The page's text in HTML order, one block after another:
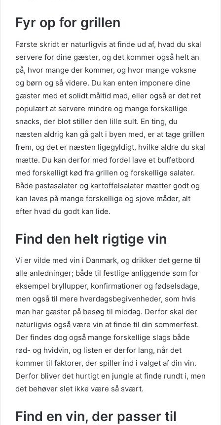
Fyr op for grillen
Første skridt er naturligvis at finde ud af, hvad du skal
servere for dine gæster, og det kommer også helt an
på, hvor mange der kommer, og hvor mange voksne
og børn og så videre. Du kan enten imponere dine
gæster med et solidt måltid mad, eller også er det ret
populært at servere mindre og mange forskellige
snacks, der blot stiller den lille sult. En ting, du
næsten aldrig kan gå galt i byen med, er at tage grillen
frem, og det er næsten ligegyldigt, hvilke aldre du skal
mætte. Du kan derfor med fordel lave et buffetbord
med forskelligt kød fra grillen og forskellige salater.
Både pastasalater og kartoffelsalater mætter godt og
kan laves på mange forskellige og sjove måder, alt
efter hvad du godt kan lide.
Find den helt rigtige vin
Vi er vilde med vin i Danmark, og drikker det gerne til
alle anledninger; både til festlige anliggende som for
eksempel bryllupper, konfirmationer og fødselsdage,
men også til mere hverdagsbegivenheder, som hvis
man har gæster på besøg til middag. Derfor skal der
naturligvis også være vin at finde til din sommerfest.
Der findes dog også mange forskellige slags både
rød- og hvidvin, og listen er derfor lang, når det
kommer til faktorer, der spiller ind i valget af din vin.
Derfor bliver det hurtigt en jungle at finde rundt i, men
det behøver slet ikke være så svært.
Find en vin, der passer til